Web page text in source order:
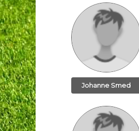
Johanne Smed